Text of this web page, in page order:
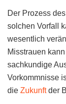
Der Prozess
solchen Vorfall
wesentlich
Misstrauen
sachkundige
Vorkommnisse
die Zukunftder